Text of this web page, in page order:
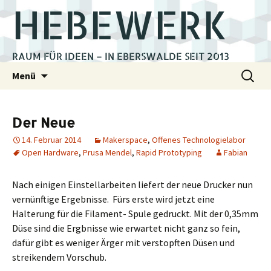
HEBEWERK
RAUM FÜR IDEEN – IN EBERSWALDE SEIT 2013
Menü
Suchen
nach:
Der Neue
14. Februar 2014 Makerspace, Offenes Technologielabor
Open Hardware, Prusa Mendel, Rapid Prototyping Fabian
Nach einigen Einstellarbeiten liefert der neue Drucker nun
vernünftige Ergebnisse. Fürs erste wird jetzt eine
Halterung für die Filament- Spule gedruckt. Mit der 0,35mm
Düse sind die Ergbnisse wie erwartet nicht ganz so fein,
dafür gibt es weniger Ärger mit verstopften Düsen und
streikendem Vorschub.